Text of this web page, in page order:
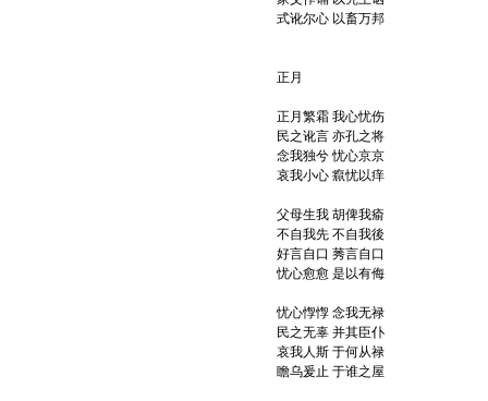
式讹尔心 以畜万邦
正月
正月繁霜 我心忧伤
民之讹言 亦孔之将
念我独兮 忧心京京
哀我小心 癙忧以痒
父母生我 胡俾我瘉
不自我先 不自我後
好言自口 莠言自口
忧心愈愈 是以有侮
忧心惸惸 念我无禄
民之无辜 并其臣仆
哀我人斯 于何从禄
瞻乌爰止 于谁之屋